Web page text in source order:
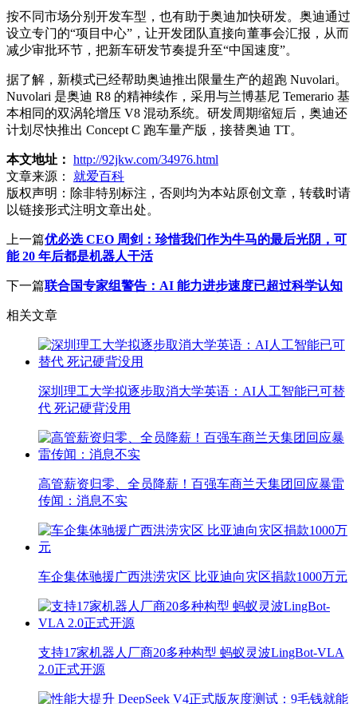
按不同市场分别开发车型，也有助于奥迪加快研发。奥迪通过
设立专门的“项目中心”，让开发团队直接向董事会汇报，从而
减少审批环节，把新车研发节奏提升至“中国速度”。
据了解，新模式已经帮助奥迪推出限量生产的超跑 Nuvolari。
Nuvolari 是奥迪 R8 的精神续作，采用与兰博基尼 Temerario 基
本相同的双涡轮增压 V8 混动系统。研发周期缩短后，奥迪还
计划尽快推出 Concept C 跑车量产版，接替奥迪 TT。
本文地址： http://92jkw.com/34976.html
文章来源：
就爱百科
版权声明： 除非特别标注，否则均为本站原创文章，转载时请
以链接形式注明文章出处。
上一篇优必选 CEO 周剑：珍惜我们作为牛马的最后光阴，可
能 20 年后都是机器人干活
下一篇联合国专家组警告：AI 能力进步速度已超过科学认知
相关文章
深圳理工大学拟逐步取消大学英语：AI人工智能已可替
代 死记硬背没用
高管薪资归零、全员降薪！百强车商兰天集团回应暴雷
传闻：消息不实
车企集体驰援广西洪涝灾区 比亚迪向灾区捐款1000万元
支持17家机器人厂商20多种构型 蚂蚁灵波LingBot-VLA
2.0正式开源